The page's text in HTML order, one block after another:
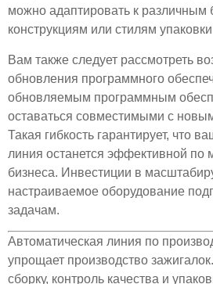
можно адаптировать к различным
конструкциям или стилям
Вам также следует рассмотреть
обновления программного
обновляемым программным
оставаться совместимыми с
Такая гибкость гарантирует, что
линия останется эффективной по
бизнеса. Инвестиции в
настраиваемое оборудование
задачам.
Автоматическая линия по
упрощает производство
сборку, контроль качества и